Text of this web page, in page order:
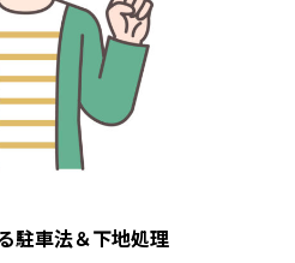
駐車法＆下地処理